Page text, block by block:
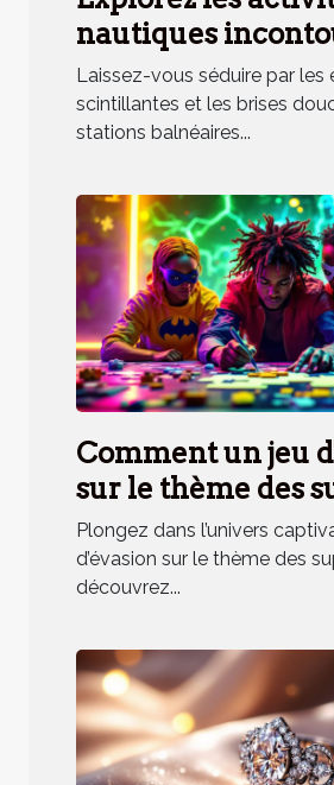
nautiques
en station
méridionale
Laissez-vous séduire par les
scintillantes et les brises
stations balnéaires...
Comment un jeu
sur le thème des
héros renforce la
d'équipe ?
Plongez dans l’univers
d’évasion sur le thème des
découvrez...